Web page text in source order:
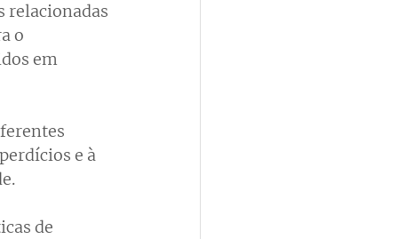
relacionadas
o
em
e à
de